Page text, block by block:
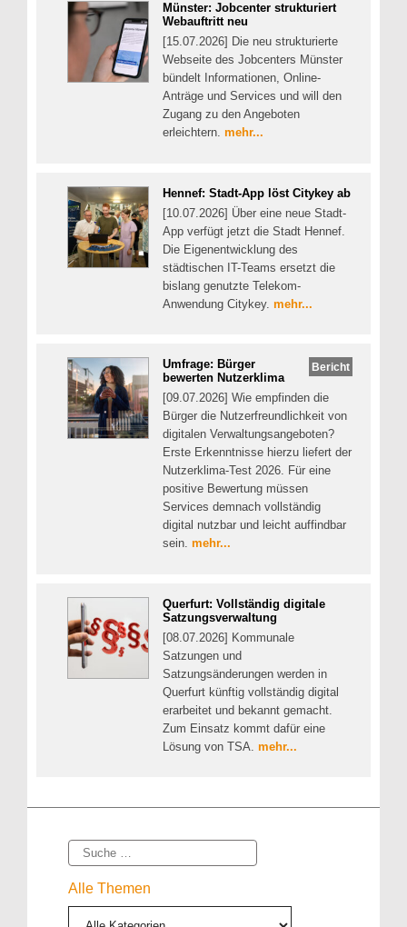
Münster: Jobcenter strukturiert
Webauftritt neu
[15.07.2026] Die neu strukturierte
Webseite des Jobcenters Münster
bündelt Informationen, Online-
Anträge und Services und will den
Zugang zu den Angeboten
erleichtern. mehr...
Hennef: Stadt-App löst Citykey ab
[10.07.2026] Über eine neue Stadt-
App verfügt jetzt die Stadt Hennef.
Die Eigenentwicklung des
städtischen IT-Teams ersetzt die
bislang genutzte Telekom-
Anwendung Citykey. mehr...
Bericht
Umfrage: Bürger
bewerten Nutzerklima
[09.07.2026] Wie empfinden die
Bürger die Nutzerfreundlichkeit von
digitalen Verwaltungsangeboten?
Erste Erkenntnisse hierzu liefert der
Nutzerklima-Test 2026. Für eine
positive Bewertung müssen
Services demnach vollständig
digital nutzbar und leicht auffindbar
sein. mehr...
Querfurt: Vollständig digitale
Satzungsverwaltung
[08.07.2026] Kommunale
Satzungen und
Satzungsänderungen werden in
Querfurt künftig vollständig digital
erarbeitet und bekannt gemacht.
Zum Einsatz kommt dafür eine
Lösung von TSA. mehr...
Suche
Alle Themen